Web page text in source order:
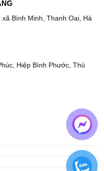
Bình Minh, Thanh Oai, Hà
Hiệp Bình Phước, Thủ